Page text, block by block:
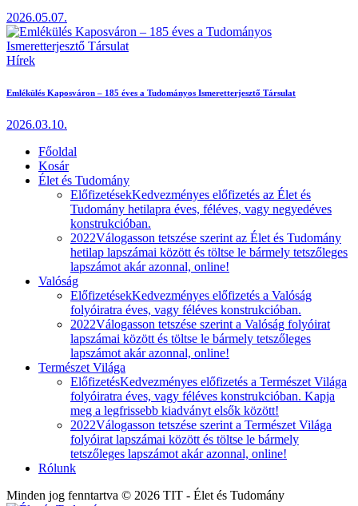
2026.05.07.
Hírek
Emlékülés Kaposváron – 185 éves a Tudományos Ismeretterjesztő Társulat
2026.03.10.
Főoldal
Kosár
Élet és Tudomány
ElőfizetésekKedvezményes előfizetés az Élet és
Tudomány hetilapra éves, féléves, vagy negyedéves
konstrukcióban.
2022Válogasson tetszése szerint az Élet és Tudomány
hetilap lapszámai között és töltse le bármely tetszőleges
lapszámot akár azonnal, online!
Valóság
ElőfizetésekKedvezményes előfizetés a Valóság
folyóiratra éves, vagy féléves konstrukcióban.
2022Válogasson tetszése szerint a Valóság folyóirat
lapszámai között és töltse le bármely tetszőleges
lapszámot akár azonnal, online!
Természet Világa
ElőfizetésKedvezményes előfizetés a Természet Világa
folyóiratra éves, vagy féléves konstrukcióban. Kapja
meg a legfrissebb kiadványt elsők között!
2022Válogasson tetszése szerint a Természet Világa
folyóirat lapszámai között és töltse le bármely
tetszőleges lapszámot akár azonnal, online!
Rólunk
Minden jog fenntartva © 2026 TIT - Élet és Tudomány